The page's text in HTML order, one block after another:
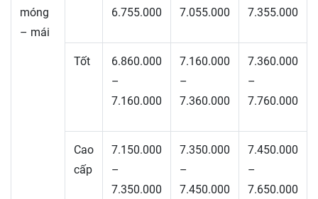
móng
– mái
6.755.000
7.055.000
7.355.000
Tốt
6.860.000
–
7.160.000
7.160.000
–
7.360.000
7.360.000
–
7.760.000
Cao
cấp
7.150.000
–
7.350.000
7.350.000
–
7.450.000
7.450.000
–
7.650.000